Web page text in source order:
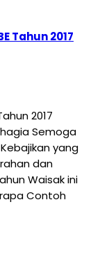
Tahun 2017
2017
Semoga
yang
dan
Waisak ini
Contoh